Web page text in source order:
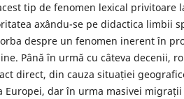
tip de fenomen lexical privitoare
axându-se pe didactica limbii
despre un fenomen inerent în
Până în urmă cu câteva decenii,
direct, din cauza situației
Europei, dar în urma masivei